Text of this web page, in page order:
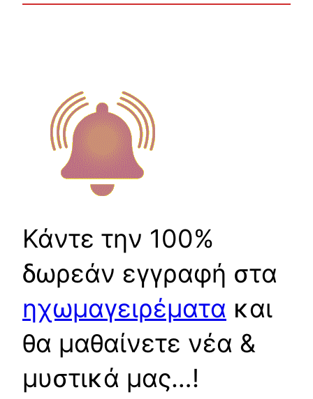
Κάντε την 100%
δωρεάν εγγραφή στα
ηχωμαγειρέματα και
θα μαθαίνετε νέα &
μυστικά μας…!